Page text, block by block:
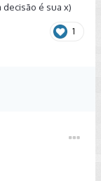
é sua x)
1